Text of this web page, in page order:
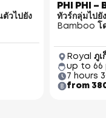
วไปยัง
PHI PHI –
ทัวร์กลุ่มไปยั
Bamboo โ
Royal ภู
up to 66
7 hours
from